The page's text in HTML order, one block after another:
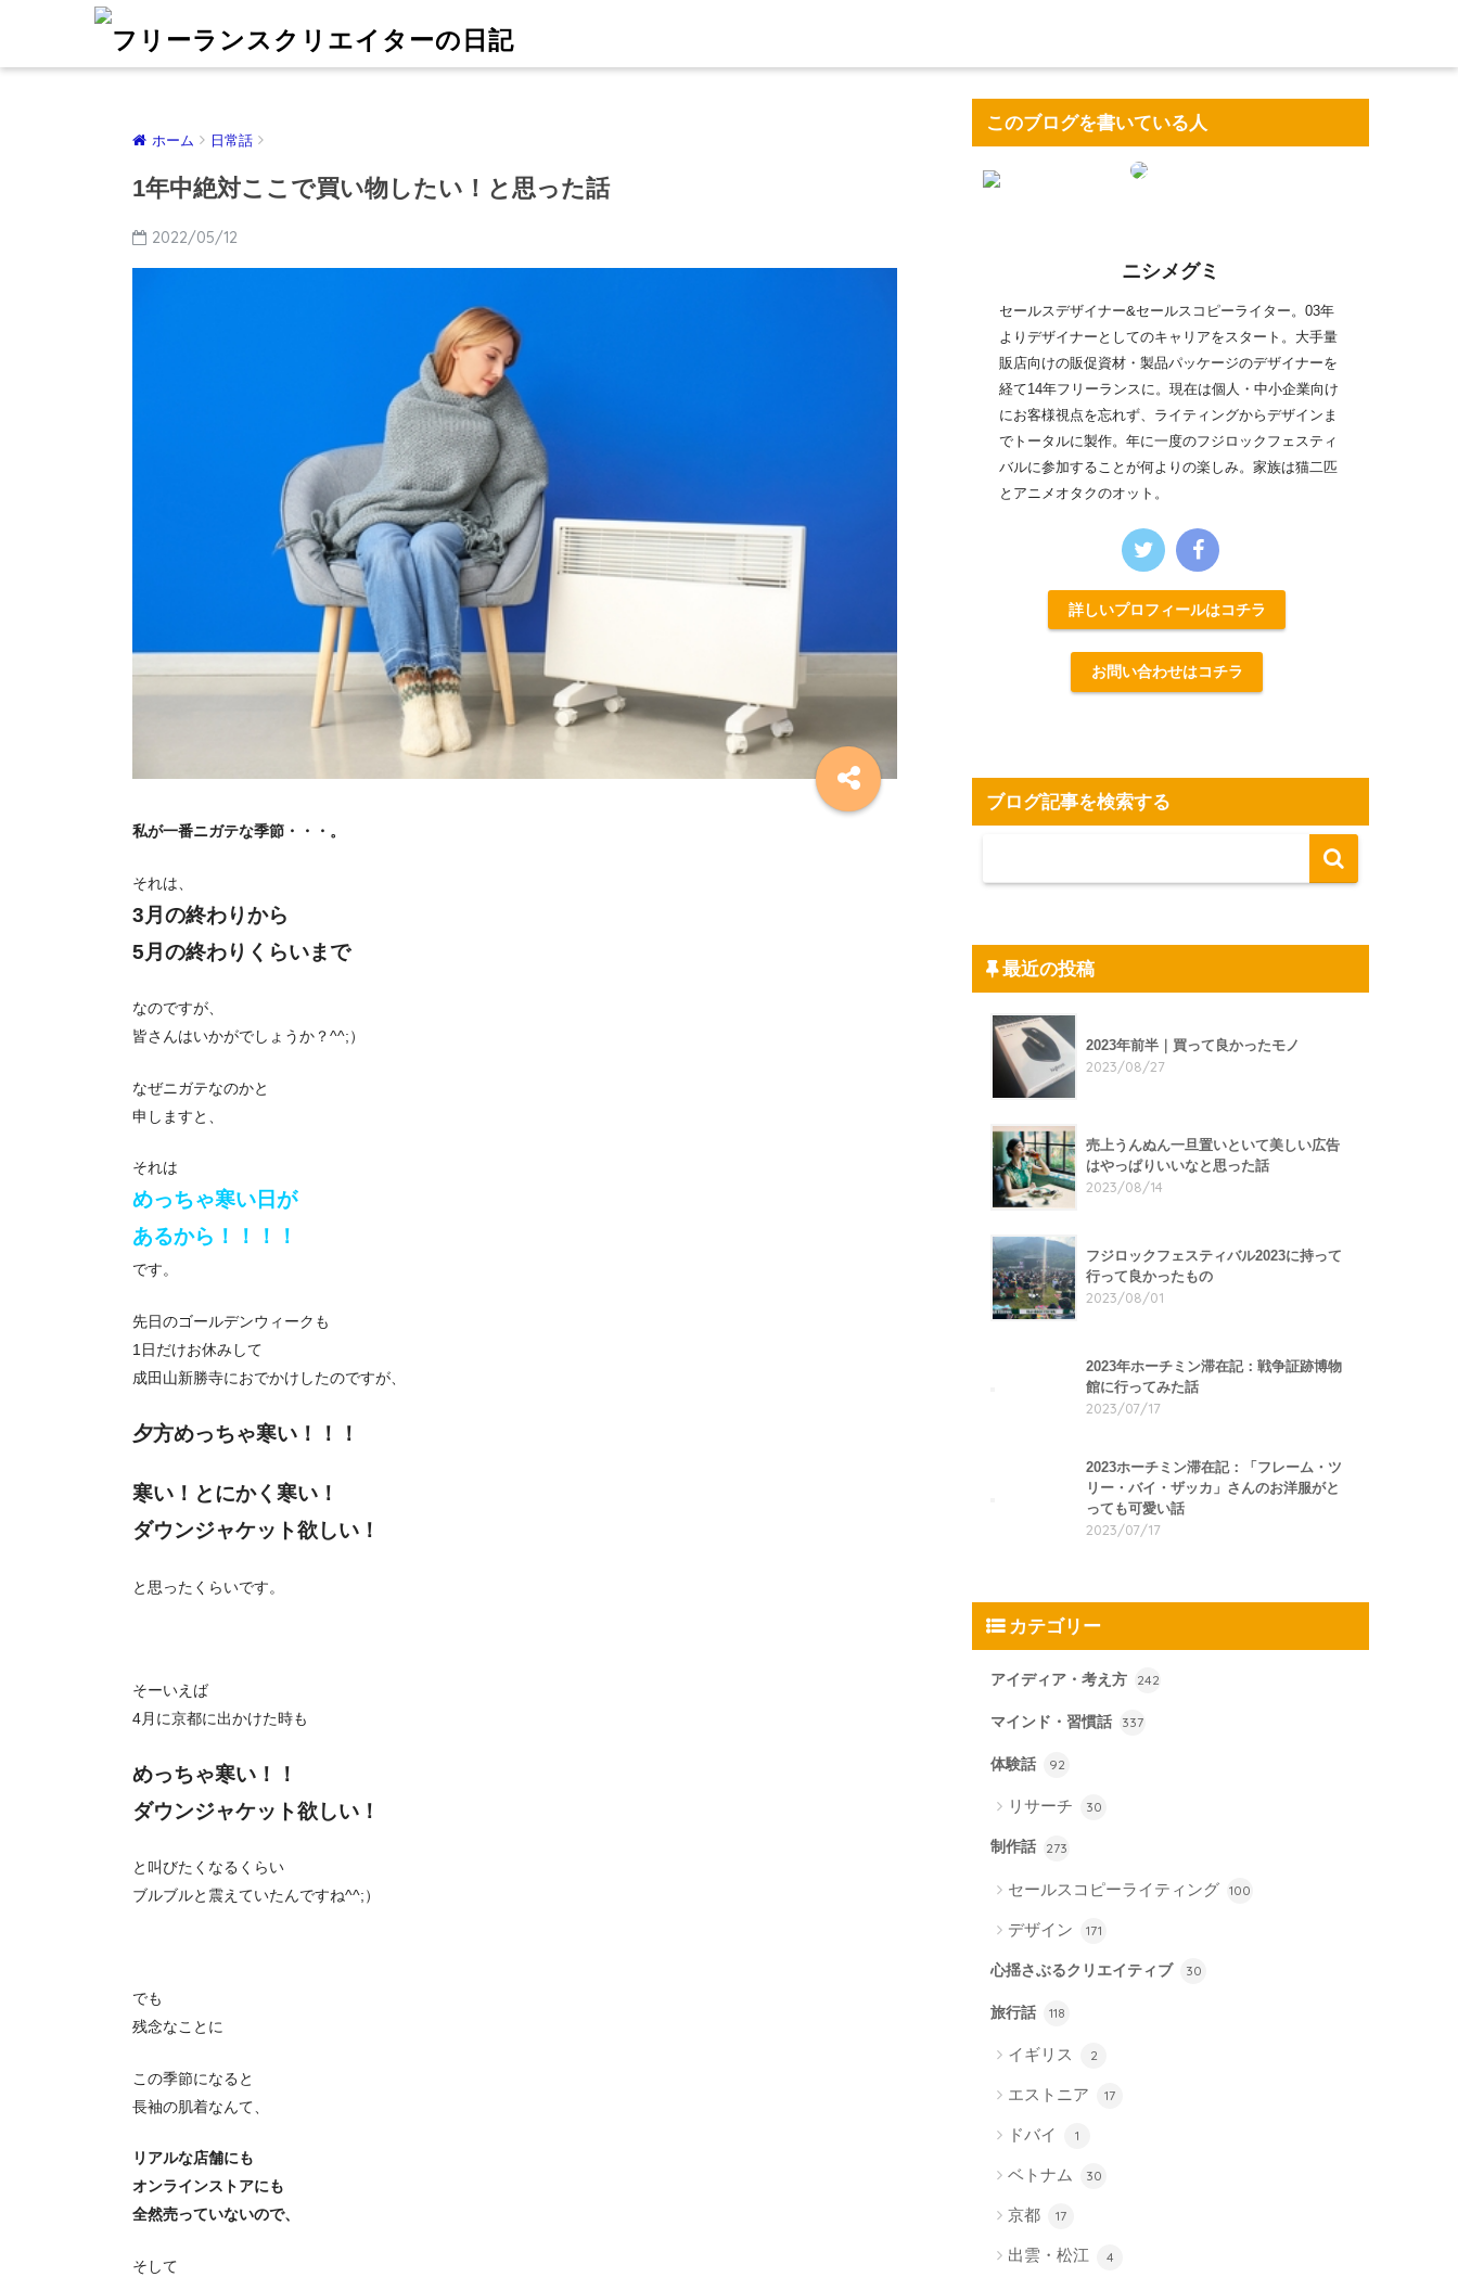
ホーム 日常話
1年中絶対ここで買い物したい！と思った話
2022/05/12
私が一番ニガテな季節・・・。
それは、
3月の終わりから
5月の終わりくらいまで
なのですが、
皆さんはいかがでしょうか？^^;）
なぜニガテなのかと
申しますと、
それは
めっちゃ寒い日が
あるから！！！！
です。
先日のゴールデンウィークも
1日だけお休みして
成田山新勝寺におでかけしたのですが、
夕方めっちゃ寒い！！！
寒い！とにかく寒い！
ダウンジャケット欲しい！
と思ったくらいです。
そーいえば
4月に京都に出かけた時も
めっちゃ寒い！！
ダウンジャケット欲しい！
と叫びたくなるくらい
ブルブルと震えていたんですね^^;）
でも
残念なことに
この季節になると
長袖の肌着なんて、
リアルな店舗にも
オンラインストアにも
全然売っていないので、
そして
このブログを書いている人
ニシメグミ
セールスデザイナー&セールスコピーライター。03年
よりデザイナーとしてのキャリアをスタート。大手量
販店向けの販促資材・製品パッケージのデザイナーを
経て14年フリーランスに。現在は個人・中小企業向け
にお客様視点を忘れず、ライティングからデザインま
でトータルに製作。年に一度のフジロックフェスティ
バルに参加することが何よりの楽しみ。家族は猫二匹
とアニメオタクのオット。
詳しいプロフィールはコチラ
お問い合わせはコチラ
ブログ記事を検索する
最近の投稿
2023年前半｜買って良かったモノ
2023/08/27
売上うんぬん一旦置いといて美しい広告
はやっぱりいいなと思った話
2023/08/14
フジロックフェスティバル2023に持って
行って良かったもの
2023/08/01
2023年ホーチミン滞在記：戦争証跡博物
館に行ってみた話
2023/07/17
2023ホーチミン滞在記：「フレーム・ツ
リー・バイ・ザッカ」さんのお洋服がと
っても可愛い話
2023/07/17
カテゴリー
アイディア・考え方 242
マインド・習慣話 337
体験話 92
リサーチ 30
制作話 273
セールスコピーライティング 100
デザイン 171
心揺さぶるクリエイティブ 30
旅行話 118
イギリス 2
エストニア 17
ドバイ 1
ベトナム 30
京都 17
出雲・松江 4